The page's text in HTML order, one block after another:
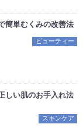
簡単むくみの改善法
ビューティー
しい肌のお手入れ法
スキンケア